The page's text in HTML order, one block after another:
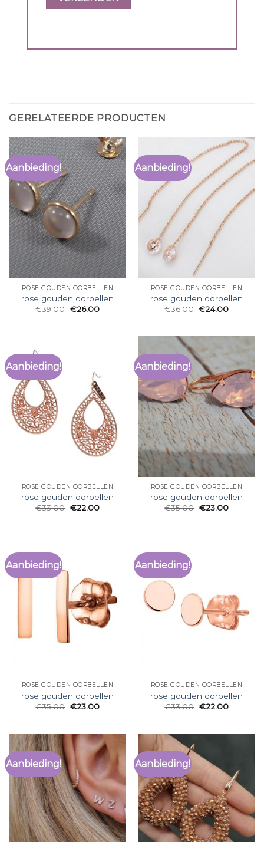
GERELATEERDE PRODUCTEN
Aanbieding!
ROSE GOUDEN OORBELLEN
rose gouden oorbellen
€39.00 €26.00
Aanbieding!
ROSE GOUDEN OORBELLEN
rose gouden oorbellen
€36.00 €24.00
Aanbieding!
ROSE GOUDEN OORBELLEN
rose gouden oorbellen
€33.00 €22.00
Aanbieding!
ROSE GOUDEN OORBELLEN
rose gouden oorbellen
€35.00 €23.00
Aanbieding!
ROSE GOUDEN OORBELLEN
rose gouden oorbellen
€35.00 €23.00
Aanbieding!
ROSE GOUDEN OORBELLEN
rose gouden oorbellen
€33.00 €22.00
Aanbieding! Aanbieding!